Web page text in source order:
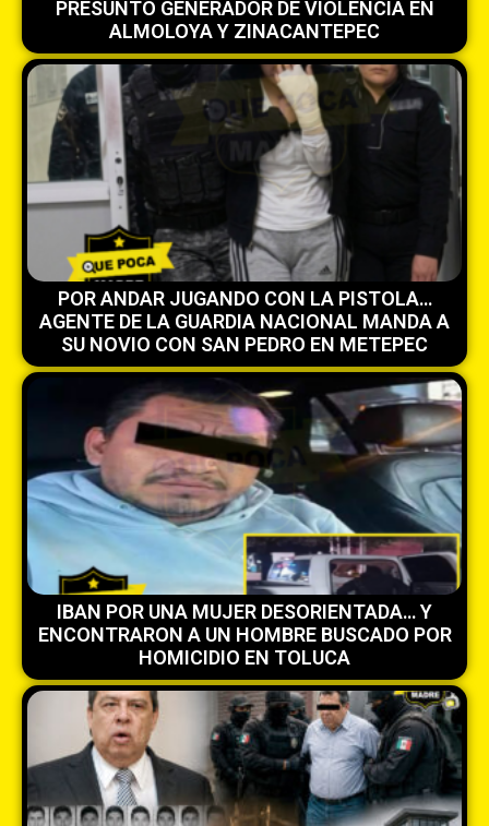
PRESUNTO GENERADOR DE VIOLENCIA EN
ALMOLOYA Y ZINACANTEPEC
POR ANDAR JUGANDO CON LA PISTOLA…
AGENTE DE LA GUARDIA NACIONAL MANDA A
SU NOVIO CON SAN PEDRO EN METEPEC
IBAN POR UNA MUJER DESORIENTADA… Y
ENCONTRARON A UN HOMBRE BUSCADO POR
HOMICIDIO EN TOLUCA